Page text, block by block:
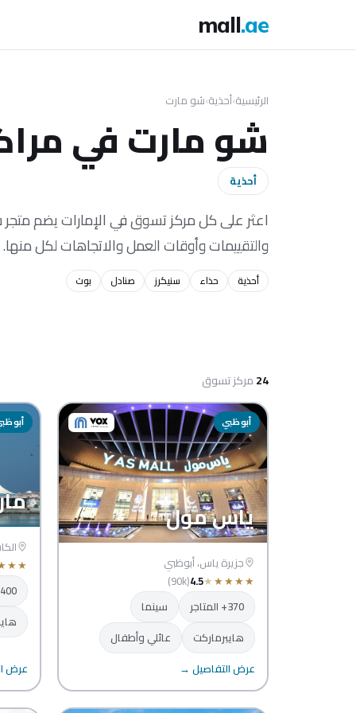
mall.ae
الرئيسية›أحذية›شو مارت
شو مارت في
أحذية
والتقييمات وأوقات العمل والاتجاهات لكل منها.
أحذية حذاء سنيكرز صنادل بوت
24مركز تسوق
أبوظبي
ياس مول
جزيرة ياس، أبوظبي
★
★
★
★
★
4.5
(90k)
370+ المتاجر
سينما
هايبرماركت
عائلي وأطفال
عرض التفاصيل →
★
★
400+ المتاجر
عرض